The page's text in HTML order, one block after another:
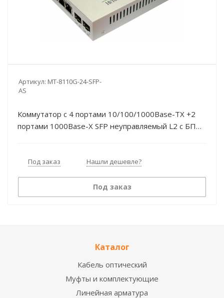
Артикул: MT-8110G-24-SFP-
AS
Коммутатор c 4 портами 10/100/1000Base-TX +2
портами 1000Base-X SFP неуправляемый L2 с БП
Под заказ Нашли дешевле?
Под заказ
Каталог
Кабель оптический
Муфты и комплектующие
Линейная арматура